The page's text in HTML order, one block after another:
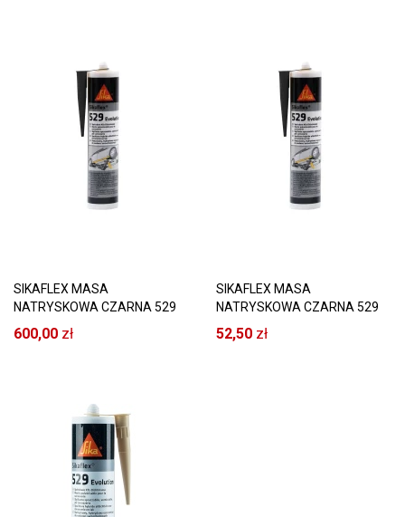
SIKAFLEX MASA
NATRYSKOWA CZARNA 529
EVOLUTION SIKA 12 SZT
600,00 zł
SIKAFLEX MASA
NATRYSKOWA CZARNA 529
EVOLUTION CZARNA SIKA
52,50 zł